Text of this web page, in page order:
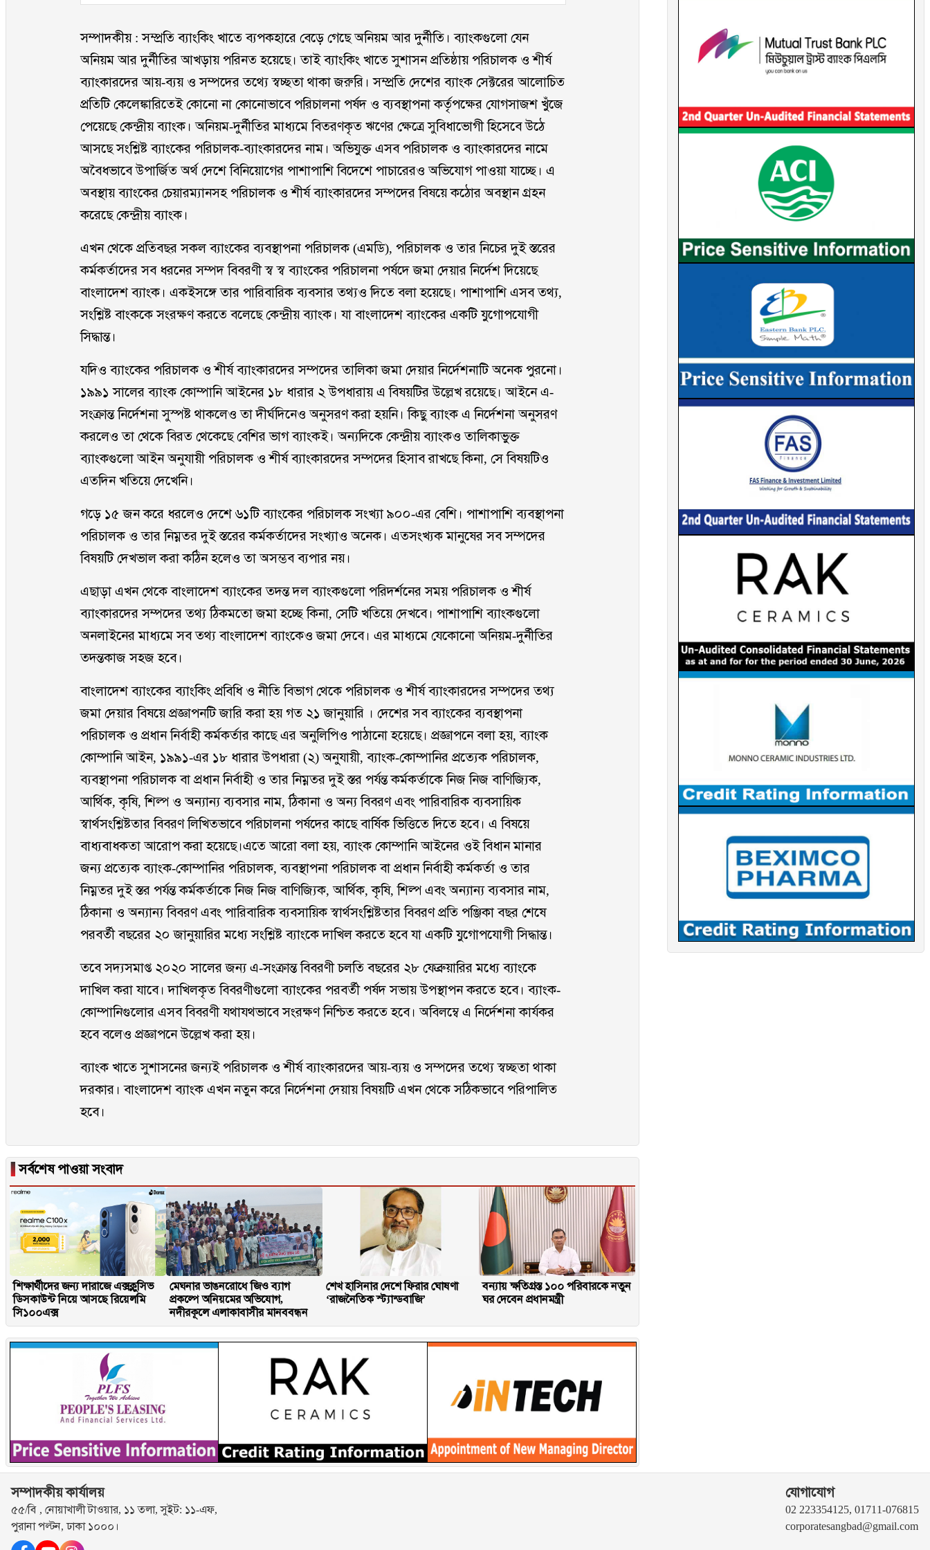
সম্পাদকীয় : সম্প্রতি ব্যাংকিং খাতে ব্যপকহারে বেড়ে গেছে অনিয়ম আর দুর্নীতি। ব্যাংকগুলো যেন
অনিয়ম আর দুর্নীতির আখড়ায় পরিনত হয়েছে। তাই ব্যাংকিং খাতে সুশাসন প্রতিষ্ঠায় পরিচালক ও শীর্ষ
ব্যাংকারদের আয়-ব্যয় ও সম্পদের তথ্যে স্বচ্ছতা থাকা জরুরি। সম্প্রতি দেশের ব্যাংক সেক্টরের আলোচিত
প্রতিটি কেলেঙ্কারিতেই কোনো না কোনোভাবে পরিচালনা পর্ষদ ও ব্যবস্থাপনা কর্তৃপক্ষের যোগসাজশ খুঁজে
পেয়েছে কেন্দ্রীয় ব্যাংক। অনিয়ম-দুর্নীতির মাধ্যমে বিতরণকৃত ঋণের ক্ষেত্রে সুবিধাভোগী হিসেবে উঠে
আসছে সংশ্লিষ্ট ব্যাংকের পরিচালক-ব্যাংকারদের নাম। অভিযুক্ত এসব পরিচালক ও ব্যাংকারদের নামে
অবৈধভাবে উপার্জিত অর্থ দেশে বিনিয়োগের পাশাপাশি বিদেশে পাচারেরও অভিযোগ পাওয়া যাচ্ছে। এ
অবস্থায় ব্যাংকের চেয়ারম্যানসহ পরিচালক ও শীর্ষ ব্যাংকারদের সম্পদের বিষয়ে কঠোর অবস্থান গ্রহন
করেছে কেন্দ্রীয় ব্যাংক।
এখন থেকে প্রতিবছর সকল ব্যাংকের ব্যবস্থাপনা পরিচালক (এমডি), পরিচালক ও তার নিচের দুই স্তরের
কর্মকর্তাদের সব ধরনের সম্পদ বিবরণী স্ব স্ব ব্যাংকের পরিচালনা পর্ষদে জমা দেয়ার নির্দেশ দিয়েছে
বাংলাদেশ ব্যাংক। একইসঙ্গে তার পারিবারিক ব্যবসার তথ্যও দিতে বলা হয়েছে। পাশাপাশি এসব তথ্য,
সংশ্লিষ্ট বাংককে সংরক্ষণ করতে বলেছে কেন্দ্রীয় ব্যাংক। যা বাংলাদেশ ব্যাংকের একটি যুগোপযোগী
সিদ্ধান্ত।
যদিও ব্যাংকের পরিচালক ও শীর্ষ ব্যাংকারদের সম্পদের তালিকা জমা দেয়ার নির্দেশনাটি অনেক পুরনো।
১৯৯১ সালের ব্যাংক কোম্পানি আইনের ১৮ ধারার ২ উপধারায় এ বিষয়টির উল্লেখ রয়েছে। আইনে এ-
সংক্রান্ত নির্দেশনা সুস্পষ্ট থাকলেও তা দীর্ঘদিনেও অনুসরণ করা হয়নি। কিছু ব্যাংক এ নির্দেশনা অনুসরণ
করলেও তা থেকে বিরত থেকেছে বেশির ভাগ ব্যাংকই। অন্যদিকে কেন্দ্রীয় ব্যাংকও তালিকাভুক্ত
ব্যাংকগুলো আইন অনুযায়ী পরিচালক ও শীর্ষ ব্যাংকারদের সম্পদের হিসাব রাখছে কিনা, সে বিষয়টিও
এতদিন খতিয়ে দেখেনি।
গড়ে ১৫ জন করে ধরলেও দেশে ৬১টি ব্যাংকের পরিচালক সংখ্যা ৯০০-এর বেশি। পাশাপাশি ব্যবস্থাপনা
পরিচালক ও তার নিম্নতর দুই স্তরের কর্মকর্তাদের সংখ্যাও অনেক। এতসংখ্যক মানুষের সব সম্পদের
বিষয়টি দেখভাল করা কঠিন হলেও তা অসম্ভব ব্যপার নয়।
এছাড়া এখন থেকে বাংলাদেশ ব্যাংকের তদন্ত দল ব্যাংকগুলো পরিদর্শনের সময় পরিচালক ও শীর্ষ
ব্যাংকারদের সম্পদের তথ্য ঠিকমতো জমা হচ্ছে কিনা, সেটি খতিয়ে দেখবে। পাশাপাশি ব্যাংকগুলো
অনলাইনের মাধ্যমে সব তথ্য বাংলাদেশ ব্যাংকেও জমা দেবে। এর মাধ্যমে যেকোনো অনিয়ম-দুর্নীতির
তদন্তকাজ সহজ হবে।
বাংলাদেশ ব্যাংকের ব্যাংকিং প্রবিধি ও নীতি বিভাগ থেকে পরিচালক ও শীর্ষ ব্যাংকারদের সম্পদের তথ্য
জমা দেয়ার বিষয়ে প্রজ্ঞাপনটি জারি করা হয় গত ২১ জানুয়ারি । দেশের সব ব্যাংকের ব্যবস্থাপনা
পরিচালক ও প্রধান নির্বাহী কর্মকর্তার কাছে এর অনুলিপিও পাঠানো হয়েছে। প্রজ্ঞাপনে বলা হয়, ব্যাংক
কোম্পানি আইন, ১৯৯১-এর ১৮ ধারার উপধারা (২) অনুযায়ী, ব্যাংক-কোম্পানির প্রত্যেক পরিচালক,
ব্যবস্থাপনা পরিচালক বা প্রধান নির্বাহী ও তার নিম্নতর দুই স্তর পর্যন্ত কর্মকর্তাকে নিজ নিজ বাণিজ্যিক,
আর্থিক, কৃষি, শিল্প ও অন্যান্য ব্যবসার নাম, ঠিকানা ও অন্য বিবরণ এবং পারিবারিক ব্যবসায়িক
স্বার্থসংশ্লিষ্টতার বিবরণ লিখিতভাবে পরিচালনা পর্ষদের কাছে বার্ষিক ভিত্তিতে দিতে হবে। এ বিষয়ে
বাধ্যবাধকতা আরোপ করা হয়েছে।এতে আরো বলা হয়, ব্যাংক কোম্পানি আইনের ওই বিধান মানার
জন্য প্রত্যেক ব্যাংক-কোম্পানির পরিচালক, ব্যবস্থাপনা পরিচালক বা প্রধান নির্বাহী কর্মকর্তা ও তার
নিম্নতর দুই স্তর পর্যন্ত কর্মকর্তাকে নিজ নিজ বাণিজ্যিক, আর্থিক, কৃষি, শিল্প এবং অন্যান্য ব্যবসার নাম,
ঠিকানা ও অন্যান্য বিবরণ এবং পারিবারিক ব্যবসায়িক স্বার্থসংশ্লিষ্টতার বিবরণ প্রতি পঞ্জিকা বছর শেষে
পরবর্তী বছরের ২০ জানুয়ারির মধ্যে সংশ্লিষ্ট ব্যাংকে দাখিল করতে হবে যা একটি যুগোপযোগী সিদ্ধান্ত।
তবে সদ্যসমাপ্ত ২০২০ সালের জন্য এ-সংক্রান্ত বিবরণী চলতি বছরের ২৮ ফেব্রুয়ারির মধ্যে ব্যাংকে
দাখিল করা যাবে। দাখিলকৃত বিবরণীগুলো ব্যাংকের পরবর্তী পর্ষদ সভায় উপস্থাপন করতে হবে। ব্যাংক-
কোম্পানিগুলোর এসব বিবরণী যথাযথভাবে সংরক্ষণ নিশ্চিত করতে হবে। অবিলম্বে এ নির্দেশনা কার্যকর
হবে বলেও প্রজ্ঞাপনে উল্লেখ করা হয়।
ব্যাংক খাতে সুশাসনের জন্যই পরিচালক ও শীর্ষ ব্যাংকারদের আয়-ব্যয় ও সম্পদের তথ্যে স্বচ্ছতা থাকা
দরকার। বাংলাদেশ ব্যাংক এখন নতুন করে নির্দেশনা দেয়ায় বিষয়টি এখন থেকে সঠিকভাবে পরিপালিত
হবে।
▐সর্বশেষ পাওয়া সংবাদ
শিক্ষার্থীদের জন্য দারাজে এক্সক্লুসিভ
ডিসকাউন্ট নিয়ে আসছে রিয়েলমি
সি১০০এক্স
মেঘনার ভাঙনরোধে জিও ব্যাগ
প্রকল্পে অনিয়মের অভিযোগ,
নদীরকূলে এলাকাবাসীর মানববন্ধন
শেখ হাসিনার দেশে ফিরার ঘোষণা
‘রাজনৈতিক স্ট্যান্ডবাজি’
বন্যায় ক্ষতিগ্রস্ত ১০০ পরিবারকে নতুন
ঘর দেবেন প্রধানমন্ত্রী
সম্পাদকীয় কার্যালয়
৫৫/বি , নোয়াখালী টাওয়ার, ১১ তলা, সুইট: ১১-এফ,
পুরানা পল্টন, ঢাকা ১০০০।
যোগাযোগ
02 223354125, 01711-076815
corporatesangbad@gmail.com